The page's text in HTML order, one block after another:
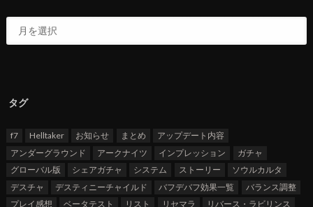
タグ
f7 Helltaker お知らせ まとめ
アップデート内容
アンダーグラウンド
アークナイツ インプレッション
ガチャ
グローバル版
シェアガチャ システム ストーリー
ソウルカルタ
デスチャ
デスティニーチャイルド バフデバフ効果一覧
バランス調整
プレイ感想
ベータテスト リスト リセマラ
リバース・ラビリンス